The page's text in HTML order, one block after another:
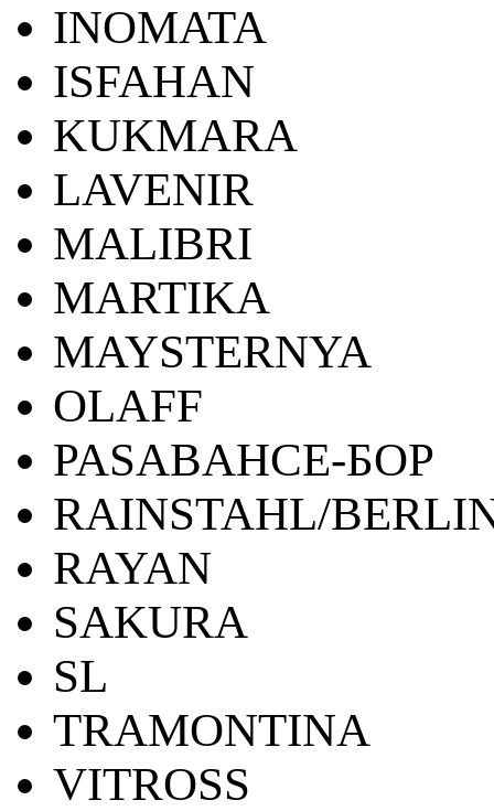
INOMATA
ISFAHAN
KUKMARA
LAVENIR
MALIBRI
MARTIKA
MAYSTERNYA
OLAFF
PASABAHCE-БОР
RAINSTAHL/
RAYAN
SAKURA
SL
TRAMONTINA
VITROSS